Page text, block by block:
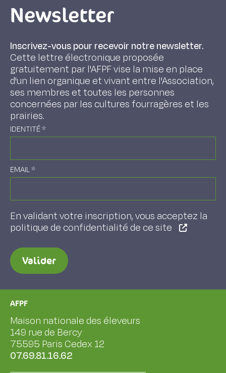
Newsletter
Inscrivez-vous pour recevoir notre newsletter.
Cette lettre électronique proposée
gratuitement par l'AFPF vise la mise en place
d'un lien organique et vivant entre l'Association,
ses membres et toutes les personnes
concernées par les cultures fourragères et les
prairies.
IDENTITÉ*
EMAIL*
En validant votre inscription, vous acceptez la
politique de confidentialité de ce site
Valider
AFPF
Maison nationale des éleveurs
149 rue de Bercy
75595 Paris Cedex 12
07.69.81.16.62